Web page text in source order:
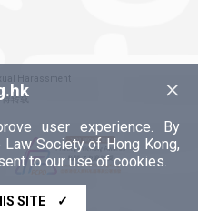
×
user experience. By
Society of Hong Kong,
to our use of cookies.
SITE ✓
Harassment
转载